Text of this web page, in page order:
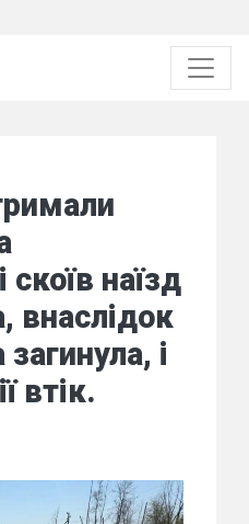
наїзд
внаслідок
і
втік.